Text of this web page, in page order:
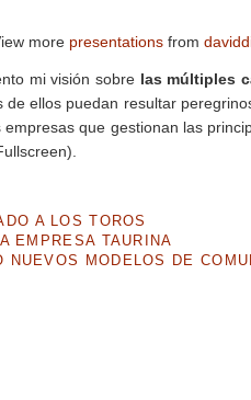
more presentations from
mi visión sobre las múltiples
ellos puedan resultar
que gestionan las
A LOS TOROS
EMPRESA TAURINA
NUEVOS MODELOS DE